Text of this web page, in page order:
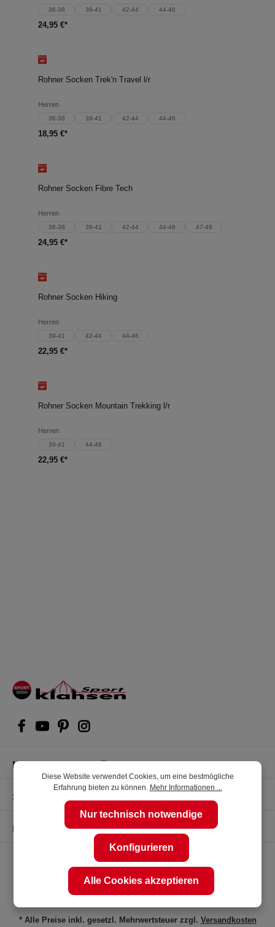
36-38 39-41 42-44 44-46
24,95 €*
Rohner Socken Trek'n Travel l/r
Herren
36-38 39-41 42-44 44-46
18,95 €*
Rohner Socken Fibre Tech
Herren
36-38 39-41 42-44 44-46 47-49
24,95 €*
Rohner Socken Hiking
Herren
39-41 42-44 44-46
22,95 €*
Rohner Socken Mountain Trekking l/r
Herren
39-41 44-46
22,95 €*
Kompetente Kaufberatung
Shop Service
Informationen
* Alle Preise inkl. gesetzl. Mehrwertsteuer zzgl. Versandkosten
Diese Website verwendet Cookies, um eine bestmögliche
Erfahrung bieten zu können. Mehr Informationen ...
Nur technisch notwendige
Konfigurieren
Alle Cookies akzeptieren